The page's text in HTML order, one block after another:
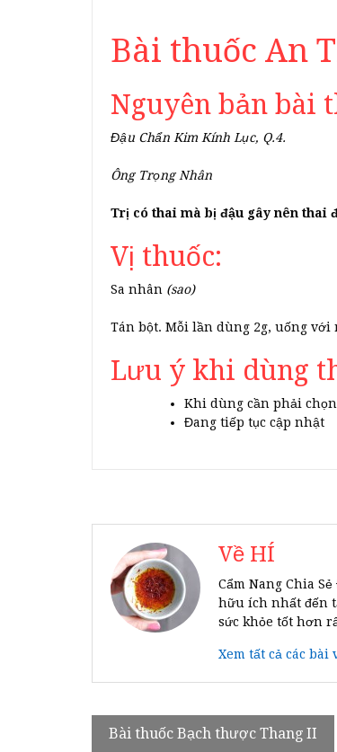
Bài thuốc An
Nguyên bản bài
Đậu Chẩn Kim Kính Lục, Q.4.
Ông Trọng Nhân
Trị có thai mà bị đậu gây nên thai
Vị thuốc:
Sa nhân (sao)
Tán bột. Mỗi lần dùng 2g, uống với
Lưu ý khi dùng
Khi dùng cần phải
Đang tiếp tục cập nhật
Về HÍ
Cẩm Nang Chia
hữu ích nhất đến
sức khỏe tốt hơn
Xem tất cả các bài
Điều
Bài thuốc Bạch thược Thang II